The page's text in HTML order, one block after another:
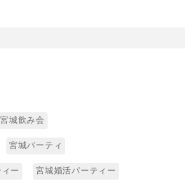
宮城飲み会
宮城パーティ
ー 宮城婚活パーティー